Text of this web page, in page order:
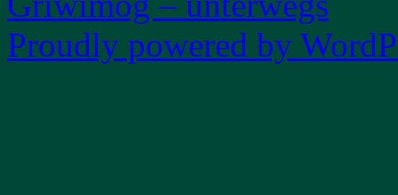
Proudly powered by